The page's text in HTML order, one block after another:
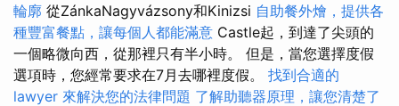
輪廓 從ZánkaNagyvázsony和Kinizsi 自助餐外燴，提供各
種豐富餐點，讓每個人都能滿意 Castle起，到達了尖頭的
一個略微向西，從那裡只有半小時。 但是，當您選擇度假
選項時，您經常要求在7月去哪裡度假。 找到合適的
lawyer 來解決您的法律問題 了解助聽器原理，讓您清楚了